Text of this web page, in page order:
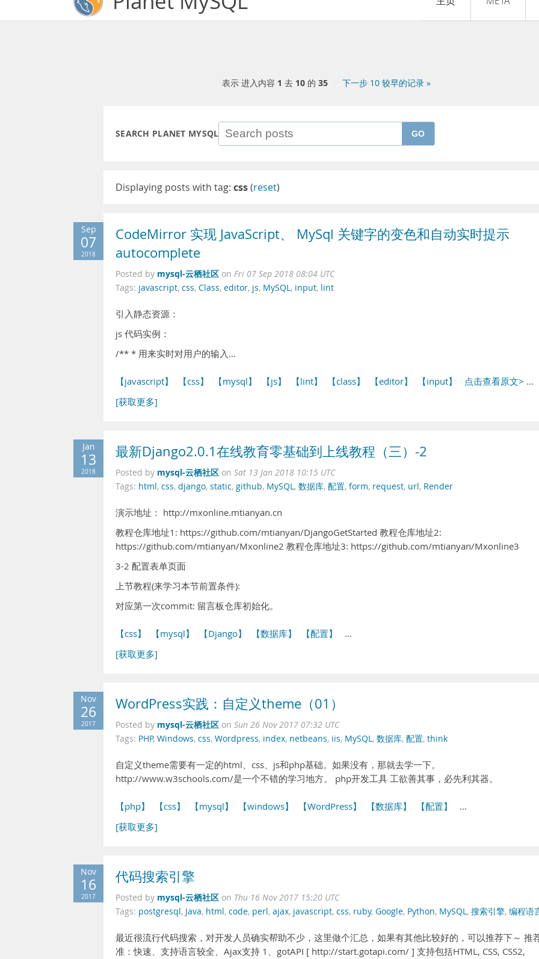
表示 进入内容 1 去 10的 35 下一步 10 较早的记录 »
SEARCH PLANET MYSQL GO
Displaying posts with tag: css(reset)
Sep
07
2018
CodeMirror 实现 JavaScript、 MySql 关键字的变色和自动实时提示
autocomplete
Posted by mysql-云栖社区 on Fri 07 Sep 2018 08:04 UTC
Tags: javascript, css, Class, editor, js, MySQL, input, lint
引入静态资源：
js 代码实例：
/** * 用来实时对用户的输入...
【javascript】 【css】 【mysql】 【js】 【lint】 【class】 【editor】 【input】 点击查看原文> …
[获取更多]
Jan
13
2018
最新Django2.0.1在线教育零基础到上线教程（三）-2
Posted by mysql-云栖社区 on Sat 13 Jan 2018 10:15 UTC
Tags: html, css, django, static, github, MySQL, 数据库, 配置, form, request, url, Render
演示地址： http://mxonline.mtianyan.cn
教程仓库地址1: https://github.com/mtianyan/DjangoGetStarted 教程仓库地址2:
https://github.com/mtianyan/Mxonline2 教程仓库地址3: https://github.com/mtianyan/Mxonline3
3-2 配置表单页面
上节教程(来学习本节前置条件):
对应第一次commit: 留言板仓库初始化。
【css】 【mysql】 【Django】 【数据库】 【配置】
…
[获取更多]
Nov
26
2017
WordPress实践：自定义theme（01）
Posted by mysql-云栖社区 on Sun 26 Nov 2017 07:32 UTC
Tags: PHP, Windows, css, Wordpress, index, netbeans, iis, MySQL, 数据库, 配置, think
自定义theme需要有一定的html、css、js和php基础。如果没有，那就去学一下。
http://www.w3schools.com/是一个不错的学习地方。 php开发工具 工欲善其事，必先利其器。
【php】 【css】 【mysql】 【windows】 【WordPress】 【数据库】 【配置】
…
[获取更多]
Nov
16
2017
代码搜索引擎
Posted by mysql-云栖社区 on Thu 16 Nov 2017 15:20 UTC
Tags: postgresql, Java, html, code, perl, ajax, javascript, css, ruby, Google, Python, MySQL, 搜索引擎, 编程语
最近很流行代码搜索，对开发人员确实帮助不少，这里做个汇总，如果有其他比较好的，可以推荐下～ 推
准：快速、支持语言较全、Ajax支持 1、gotAPI [ http://start.gotapi.com/ ] 支持包括HTML, CSS, CSS2,